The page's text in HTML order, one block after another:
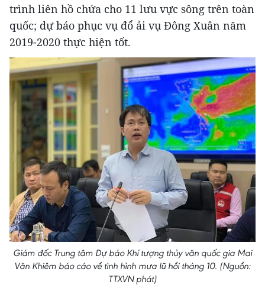
trình liên hồ chứa cho 11 lưu vực sông trên toàn
quốc; dự báo phục vụ đổ ải vụ Đông Xuân năm
2019-2020 thực hiện tốt.
Giám đốc Trung tâm Dự báo Khí tượng thủy văn quốc gia Mai
Văn Khiêm báo cáo về tình hình mưa lũ hồi tháng 10. (Nguồn:
TTXVN phát)